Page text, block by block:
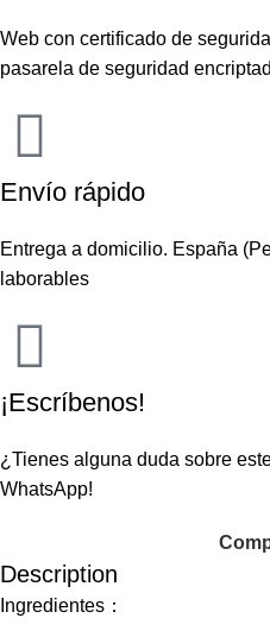
Web con certificado de
pasarela de seguridad
Envío rápido
Entrega a domicilio. España
laborables
¡Escríbenos!
¿Tienes alguna duda sobre
WhatsApp!
Description
Ingredientes：